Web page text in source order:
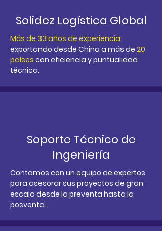
Solidez Logística Global
Más de 33 años de experiencia
exportando desde China a más de 20
países con eficiencia y puntualidad
técnica.
Soporte Técnico de
Ingeniería
Contamos con un equipo de expertos
para asesorar sus proyectos de gran
escala desde la preventa hasta la
posventa.